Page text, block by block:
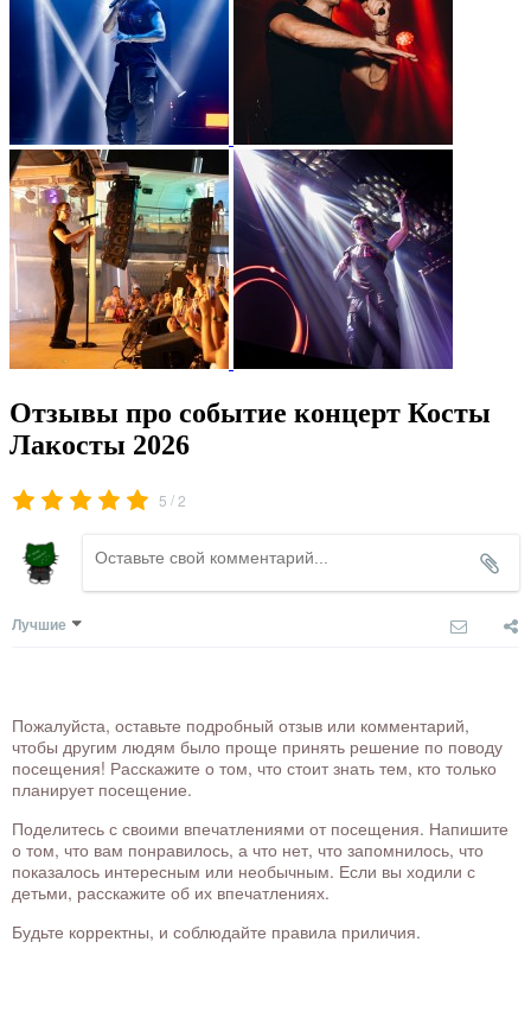
Отзывы про событие концерт Косты
Лакосты 2026
5 /2
Лучшие
Пожалуйста, оставьте подробный отзыв или комментарий,
чтобы другим людям было проще принять решение по поводу
посещения! Расскажите о том, что стоит знать тем, кто только
планирует посещение.
Поделитесь с своими впечатлениями от посещения. Напишите
о том, что вам понравилось, а что нет, что запомнилось, что
показалось интересным или необычным. Если вы ходили с
детьми, расскажите об их впечатлениях.
Будьте корректны, и соблюдайте правила приличия.